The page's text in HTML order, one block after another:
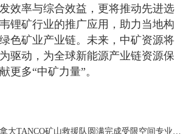
效率与综合效益，更将推动先进选
锂矿行业的推广应用，助力当地构
色矿业产业链。未来，中矿资源将
驱动，为全球新能源产业链资源保
更多“中矿力量”。